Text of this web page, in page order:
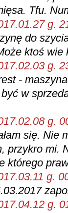
Tfu.
g.
do
ktoś wie
g.
-
w
g.
się. Nie
przykro mi.
którego
g.
g.